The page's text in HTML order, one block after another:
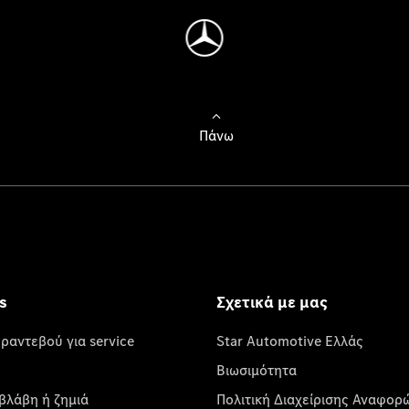
Πάνω
για service
ή ζημιά
Σχετικά με μας
Star Automotive Ελλάς
Βιωσιμότητα
Πολιτική Διαχείρισης